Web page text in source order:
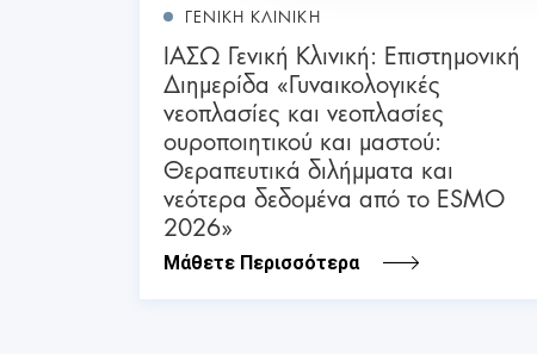
ΓΕΝΙΚΗ ΚΛΙΝΙΚΗ
ΙΑΣΩ Γενική Κλινική: Επιστημονική
Διημερίδα «Γυναικολογικές
νεοπλασίες και νεοπλασίες
ουροποιητικού και μαστού:
Θεραπευτικά διλήμματα και
νεότερα δεδομένα από το ESMO
2026»
Μάθετε Περισσότερα